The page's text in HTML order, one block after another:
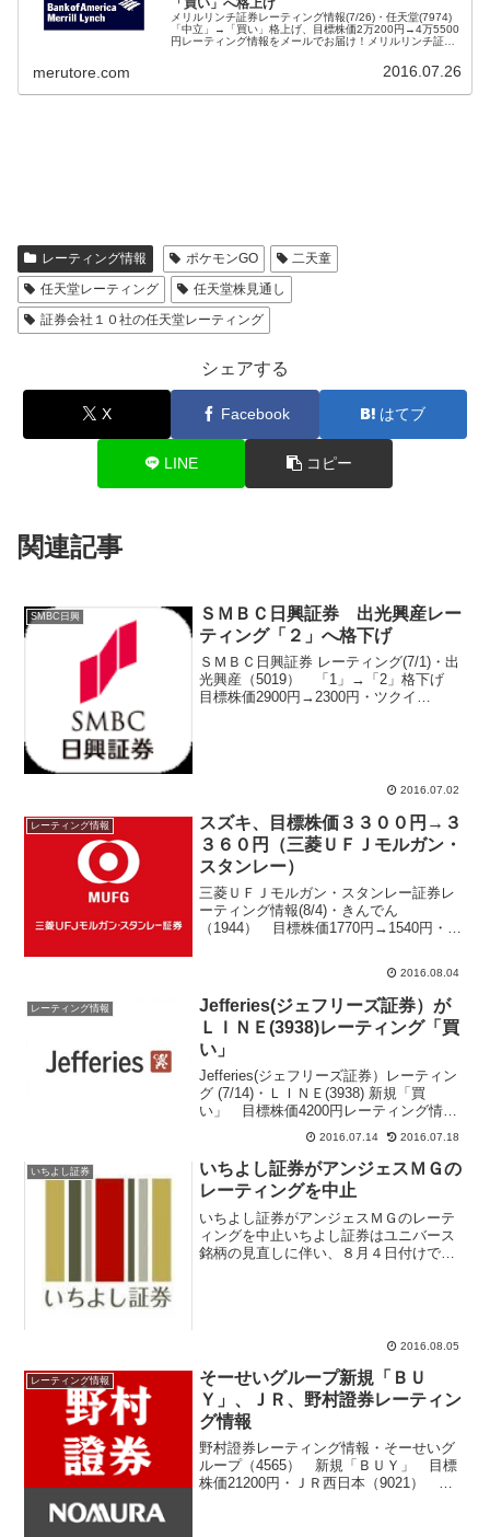
メリルリンチ証券レーティング情報(7/26)・任天堂(7974)
「中立」→「買い」格上げ、目標株価2万200円→4万5500
円レーティング情報をメールでお届け！メリルリンチ証券
merutore.com 2016.07.26
レーティング情報 ポケモンGO
二天童
任天堂レーティング
任天堂株見通し
証券会社１０社の任天堂レーティング
シェアする
X Facebook はてブ
LINE コピー
関連記事
SMBC日興
ＳＭＢＣ日興証券 出光興産レー
ティング「２」へ格下げ
ＳＭＢＣ日興証券 レーティング(7/1)・出
光興産（5019） 「1」→「2」格下げ
目標株価2900円→2300円・ツクイ
2016.07.02
レーティング情報
スズキ、目標株価３３００円→３
３６０円（三菱ＵＦＪモルガン・
スタンレー）
三菱ＵＦＪモルガン・スタンレー証券レ
ーティング情報(8/4)・きんでん
（1944） 目標株価1770円→1540円・帝
3300円→3360円三菱ＵＦＪモルガン...
2016.08.04
レーティング情報
Jefferies(ジェフリーズ証券）が
ＬＩＮＥ(3938)レーティング「買
い」
Jefferies(ジェフリーズ証券）レーティン
グ (7/14)・ＬＩＮＥ(3938) 新規「買
い」 目標株価4200円レーティング情報
をメール配信 登録はコチラ上場前の銘
柄にレーティングが付与されるのは極め
て異例なことブルームバーグ端末（...
2016.07.14 2016.07.18
いちよし証券
いちよし証券がアンジェスＭＧの
レーティングを中止
いちよし証券がアンジェスＭＧのレーテ
ィングを中止いちよし証券はユニバース
銘柄の見直しに伴い、８月４日付けでア
2016.08.05
レーティング情報
そーせいグループ新規「ＢＵ
Ｙ」、ＪＲ、野村證券レーティン
グ情報
野村證券レーティング情報・そーせいグ
ループ（4565） 新規「ＢＵＹ」 目標
株価21200円・ＪＲ西日本（9021）